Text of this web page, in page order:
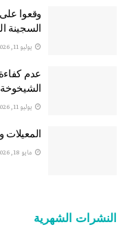
وقعوا
السجينة
يوليو 11, 2026
عدم
يوليو 11, 2026
المعيلات
مايو 18, 2026
النشرات الشهریة